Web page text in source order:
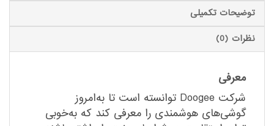
توضیحات تکمیلی
نظرات (0)
معرفی
شرکت Doogee توانسته است تا به‌امروز
گوشی‌های هوشمندی را معرفی کند که به‌خوبی